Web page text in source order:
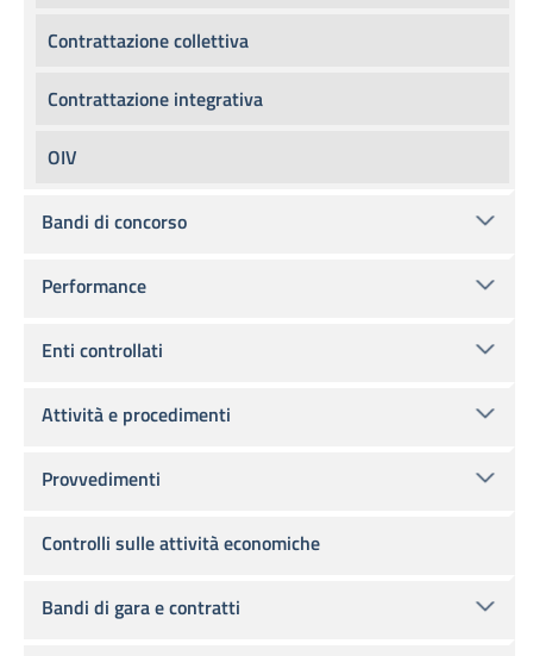
Contrattazione collettiva
Contrattazione integrativa
OIV
Bandi di concorso
Performance
Enti controllati
Attività e procedimenti
Provvedimenti
Controlli sulle attività economiche
Bandi di gara e contratti